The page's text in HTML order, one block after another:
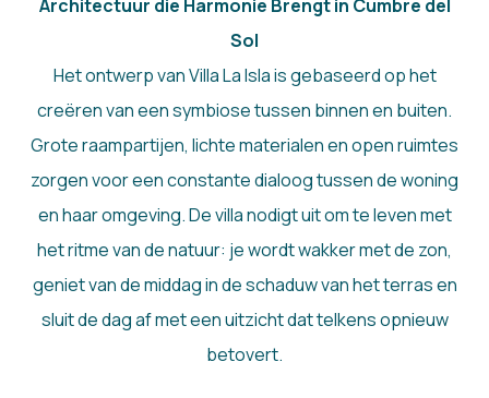
Architectuur die Harmonie Brengt in Cumbre del
Sol
Het ontwerp van Villa La Isla is gebaseerd op het
creëren van een symbiose tussen binnen en buiten.
Grote raampartijen, lichte materialen en open ruimtes
zorgen voor een constante dialoog tussen de woning
en haar omgeving. De villa nodigt uit om te leven met
het ritme van de natuur: je wordt wakker met de zon,
geniet van de middag in de schaduw van het terras en
sluit de dag af met een uitzicht dat telkens opnieuw
betovert.